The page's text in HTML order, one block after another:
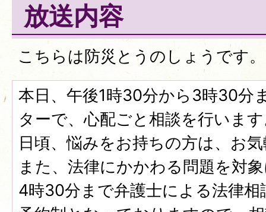
放送内容
こちらは防災とうのしょうです。
本日、午後1時30分から3時30分
ターで、心配ごと相談を行いま
日頃、悩みをお持ちの方は、お
また、法律にかかわる問題を対
4時30分まで弁護士による法律